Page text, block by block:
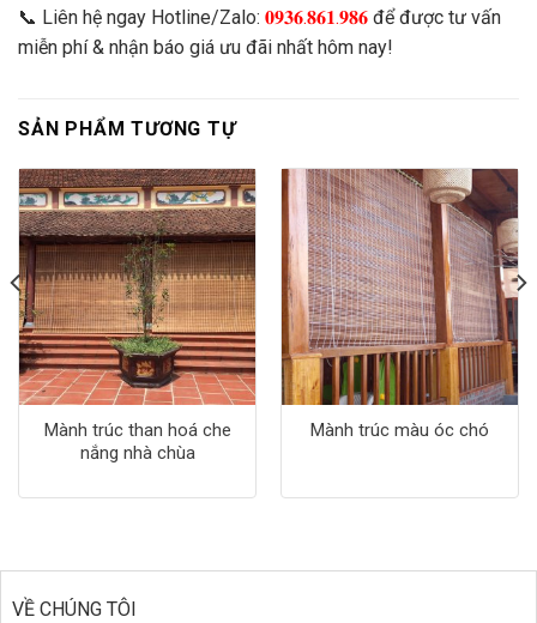
📞 Liên hệ ngay Hotline/Zalo: 𝟎𝟗𝟑𝟔.𝟖𝟔𝟏.𝟗𝟖𝟔 để được tư vấn
miễn phí & nhận báo giá ưu đãi nhất hôm nay!
SẢN PHẨM TƯƠNG TỰ
Mành trúc than hoá che
nắng nhà chùa
Mành trúc màu óc chó
VỀ CHÚNG TÔI